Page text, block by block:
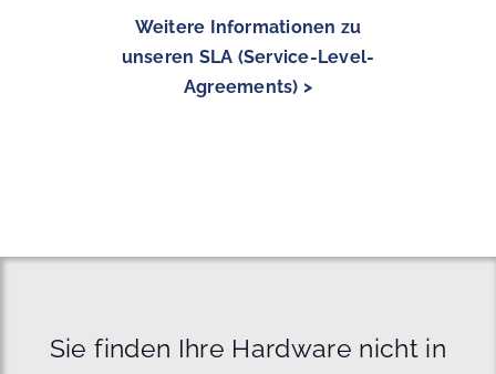
Weitere Informationen zu
unseren SLA (Service-Level-
Agreements) >
Sie finden Ihre Hardware nicht in